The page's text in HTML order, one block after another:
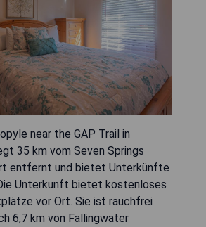
near the GAP Trail in
35 km vom Seven Springs
entfernt und bietet Unterkünfte
Unterkunft bietet kostenloses
vor Ort. Sie ist rauchfrei
6,7 km von Fallingwater